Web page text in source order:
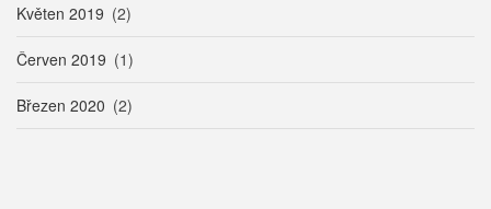
Květen 2019 (2)
Červen 2019 (1)
Březen 2020 (2)